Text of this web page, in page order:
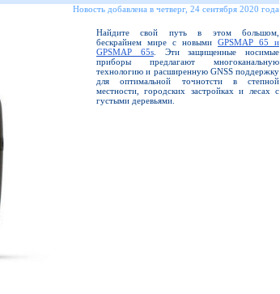
Новость добавлена в четверг, 24 сентября 2020 года
Найдите свой путь в этом большом,
бескрайнем мире с новыми GPSMAP 65 и
GPSMAP 65s. Эти защищенные носимые
приборы предлагают многоканальную
технологию и расширенную GNSS поддержку
для оптимальной точнотсти в степной
местности, городских застройках и лесах с
густыми деревьями.